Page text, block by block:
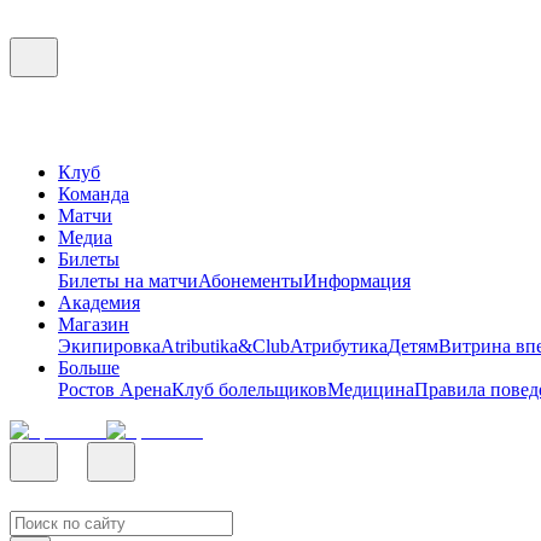
Клуб
Команда
Матчи
Медиа
Билеты
Билеты на матчиАбонементыИнформация
Академия
Магазин
ЭкипировкаAtributika&ClubАтрибутикаДетямВитрина
Больше
Ростов АренаКлуб болельщиковМедицинаПравила